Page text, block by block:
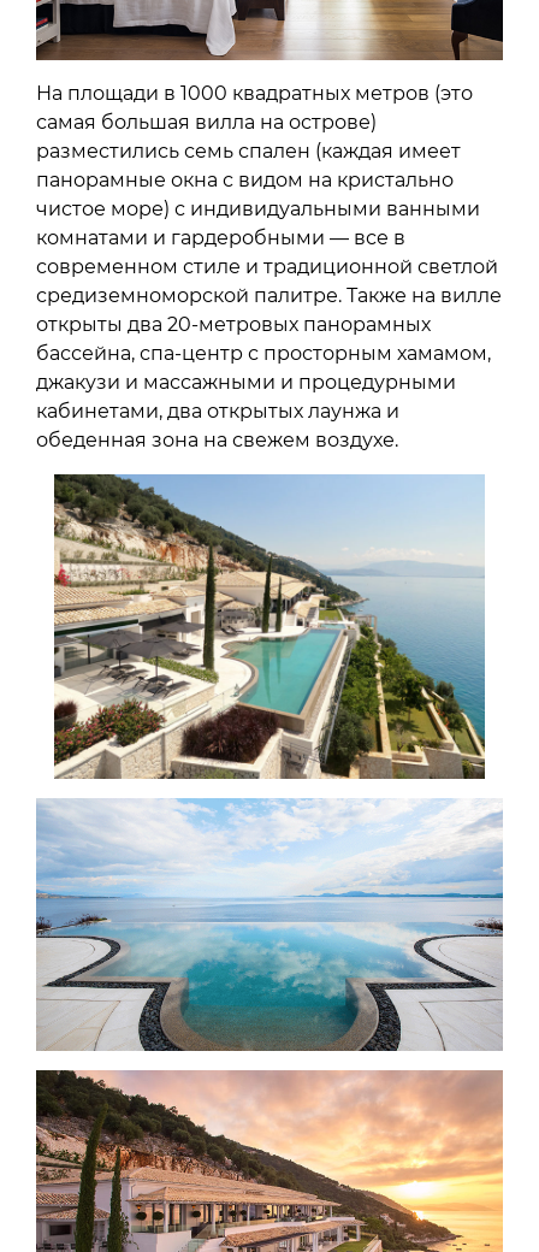
На площади в 1000 квадратных метров (это
самая большая вилла на острове)
разместились семь спален (каждая имеет
панорамные окна с видом на кристально
чистое море) с индивидуальными ванными
комнатами и гардеробными — все в
современном стиле и традиционной светлой
средиземноморской палитре. Также на вилле
открыты два 20-метровых панорамных
бассейна, спа-центр с просторным хамамом,
джакузи и массажными и процедурными
кабинетами, два открытых лаунжа и
обеденная зона на свежем воздухе.